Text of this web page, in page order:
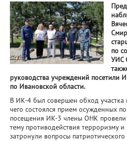
по
УИС
руководства учреждений
по Ивановской области.
В ИК-4 был совершен обход участка
чего состоялся прием осужденных
посещения ИК-3 члены ОНК
тему противодействия терроризму и
затронули вопросы